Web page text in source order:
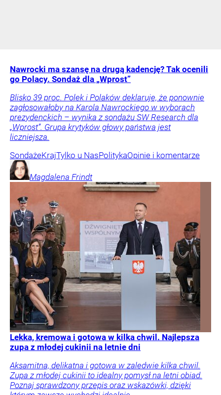
Nawrocki ma szansę na drugą kadencję? Tak ocenili
go Polacy. Sondaż dla „Wprost”
Blisko 39 proc. Polek i Polaków deklaruje, że ponownie
zagłosowałoby na Karola Nawrockiego w wyborach
prezydenckich – wynika z sondażu SW Research dla
„Wprost”. Grupa krytyków głowy państwa jest
liczniejsza.
SondażeKrajTylko u NasPolitykaOpinie i komentarze
Magdalena Frindt
Lekka, kremowa i gotowa w kilka chwil. Najlepsza
zupa z młodej cukinii na letnie dni
Aksamitna, delikatna i gotowa w zaledwie kilka chwil.
Zupa z młodej cukinii to idealny pomysł na letni obiad.
Poznaj sprawdzony przepis oraz wskazówki, dzięki